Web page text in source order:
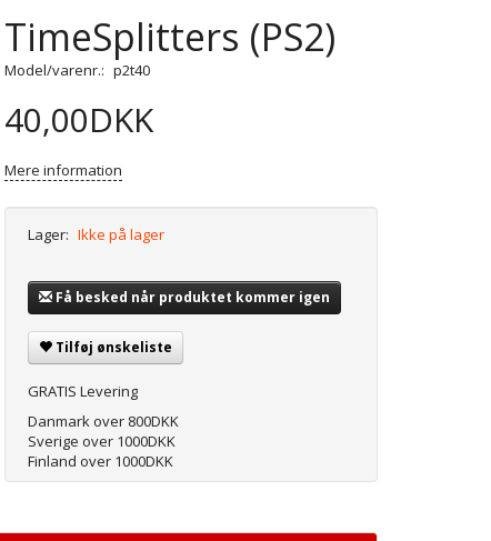
TimeSplitters (PS2)
Model/varenr.: p2t40
40,00DKK
Mere information
Lager: Ikke på lager
Få besked når produktet kommer igen
Tilføj ønskeliste
GRATIS Levering
Danmark over 800DKK
Sverige over 1000DKK
Finland over 1000DKK